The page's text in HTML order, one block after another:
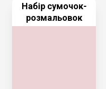
Набір сумочок-
розмальовок